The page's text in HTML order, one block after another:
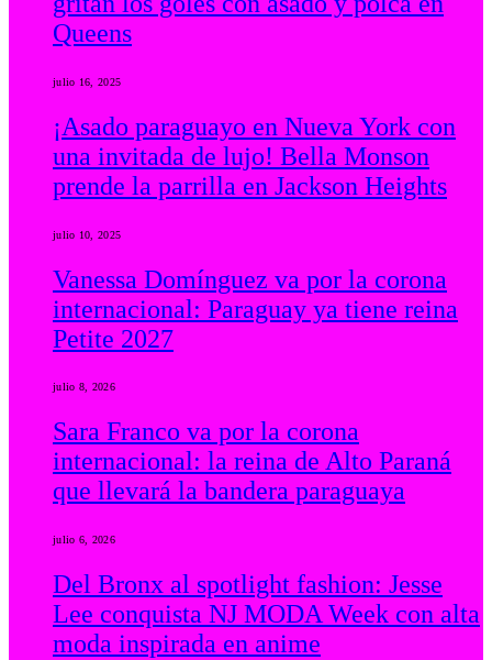
Queens
julio 16, 2025
¡Asado paraguayo en Nueva York con
una invitada de lujo! Bella Monson
prende la parrilla en Jackson Heights
julio 10, 2025
Vanessa Domínguez va por la corona
internacional: Paraguay ya tiene reina
Petite 2027
julio 8, 2026
Sara Franco va por la corona
internacional: la reina de Alto Paraná
que llevará la bandera paraguaya
julio 6, 2026
Del Bronx al spotlight fashion: Jesse
Lee conquista NJ MODA Week con alta
moda inspirada en anime